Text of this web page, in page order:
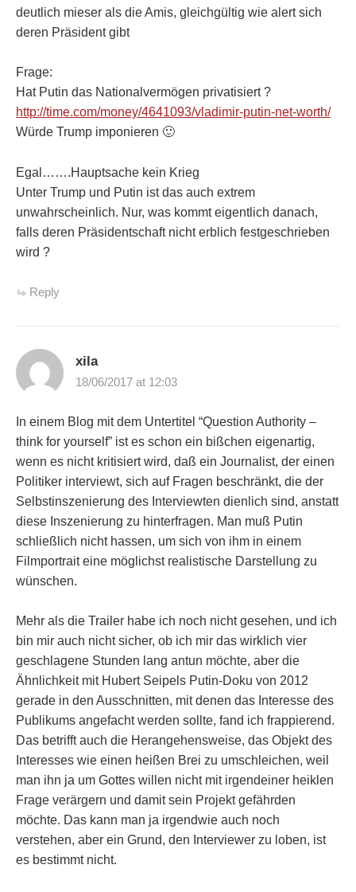
deutlich mieser als die Amis, gleichgültig wie alert sich
deren Präsident gibt
Frage:
Hat Putin das Nationalvermögen privatisiert ?
http://time.com/money/4641093/vladimir-putin-net-worth/
Würde Trump imponieren 🙂
Egal…….Hauptsache kein Krieg
Unter Trump und Putin ist das auch extrem
unwahrscheinlich. Nur, was kommt eigentlich danach,
falls deren Präsidentschaft nicht erblich festgeschrieben
wird ?
Reply
xila
18/06/2017 at 12:03
In einem Blog mit dem Untertitel “Question Authority –
think for yourself” ist es schon ein bißchen eigenartig,
wenn es nicht kritisiert wird, daß ein Journalist, der einen
Politiker interviewt, sich auf Fragen beschränkt, die der
Selbstinszenierung des Interviewten dienlich sind, anstatt
diese Inszenierung zu hinterfragen. Man muß Putin
schließlich nicht hassen, um sich von ihm in einem
Filmportrait eine möglichst realistische Darstellung zu
wünschen.
Mehr als die Trailer habe ich noch nicht gesehen, und ich
bin mir auch nicht sicher, ob ich mir das wirklich vier
geschlagene Stunden lang antun möchte, aber die
Ähnlichkeit mit Hubert Seipels Putin-Doku von 2012
gerade in den Ausschnitten, mit denen das Interesse des
Publikums angefacht werden sollte, fand ich frappierend.
Das betrifft auch die Herangehensweise, das Objekt des
Interesses wie einen heißen Brei zu umschleichen, weil
man ihn ja um Gottes willen nicht mit irgendeiner heiklen
Frage verärgern und damit sein Projekt gefährden
möchte. Das kann man ja irgendwie auch noch
verstehen, aber ein Grund, den Interviewer zu loben, ist
es bestimmt nicht.